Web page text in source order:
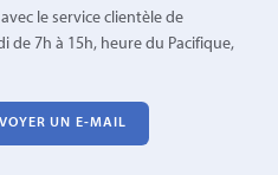
le service clientèle de
de 7h à 15h, heure du Pacifique,
UN E-MAIL